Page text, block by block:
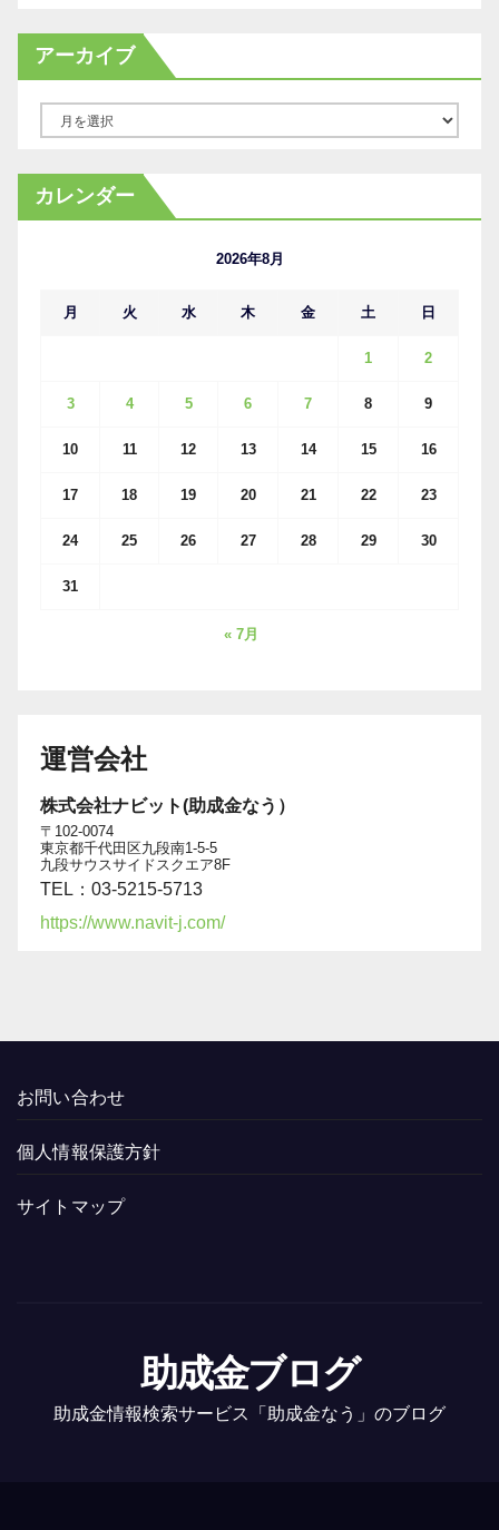
アーカイブ
カ
イ
カレンダー
2026年8月
月 火 水 木 金 土 日
1 2
3 4 5 6 7 8 9
10 11 12 13 14 15 16
17 18 19 20 21 22 23
24 25 26 27 28 29 30
31
« 7月
運営会社
株式会社ナビット(助成金なう）
〒102-0074
東京都千代田区九段南1-5-5
九段サウスサイドスクエア8F
TEL：03-5215-5713
https://www.navit-j.com/
お問い合わせ
個人情報保護方針
サイトマップ
助成金ブログ
助成金情報検索サービス「助成金なう」のブログ